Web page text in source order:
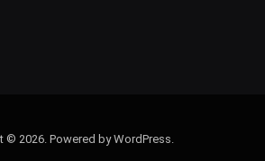
© 2026. Powered by WordPress.